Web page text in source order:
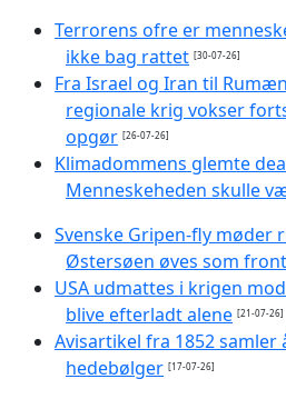
Terrorens ofre er
ikke bag rattet [30-07-26]
Fra Israel og Iran til
regionale krig vokser
opgør [26-07-26]
Klimadommens glemte
Menneskeheden skulle
Svenske Gripen-fly møder
Østersøen øves som
USA udmattes i krigen
blive efterladt alene [21-07-26]
Avisartikel fra 1852
hedebølger [17-07-26]